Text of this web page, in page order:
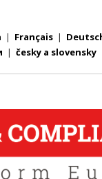
| Français |
| česky a slovensky